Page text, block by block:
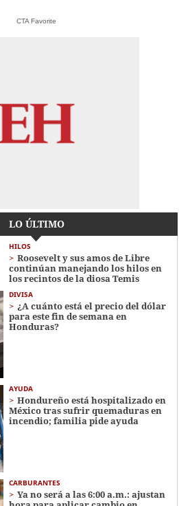
CTA Favorite
LO ÚLTIMO
HILOS
Roosevelt y sus amos de Libre
continúan manejando los hilos en
los recintos de la diosa Temis
DIVISA
¿A cuánto está el precio del dólar
para este fin de semana en
Honduras?
AYUDA
Hondureño está hospitalizado en
México tras sufrir quemaduras en
incendio; familia pide ayuda
CARBURANTES
Ya no será a las 6:00 a.m.: ajustan